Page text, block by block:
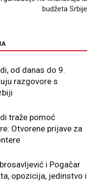
budžeta Srbije
od danas do 9.
razgovore s
traže pomoć
Otvorene prijave za
i Pogačar
opozicija, jedinstvo i